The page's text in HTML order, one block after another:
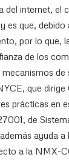
del internet, el
es que,
por lo que,
de los
de
que dirige
prácticas en
de
ayuda a
a la NMX-